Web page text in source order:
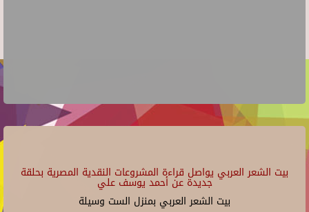
بيت الشعر العربي يواصل قراءة المشروعات النقدية المصرية بحلقة
جديدة عن أحمد يوسف علي
بيت الشعر العربي بمنزل الست وسيلة